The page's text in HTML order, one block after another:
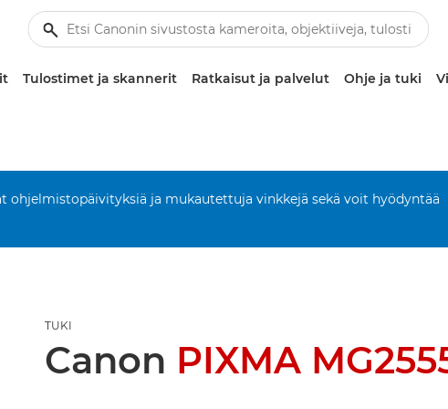
Tulostimet ja skannerit Ratkaisut ja palvelut Ohje ja tuki
ohjelmistopäivityksiä ja mukautettuja vinkkejä sekä voit hyödyntää
TUKI
Canon PIXMA